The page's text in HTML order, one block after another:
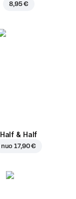
8,95 €
Half & Half
nuo17,90 €